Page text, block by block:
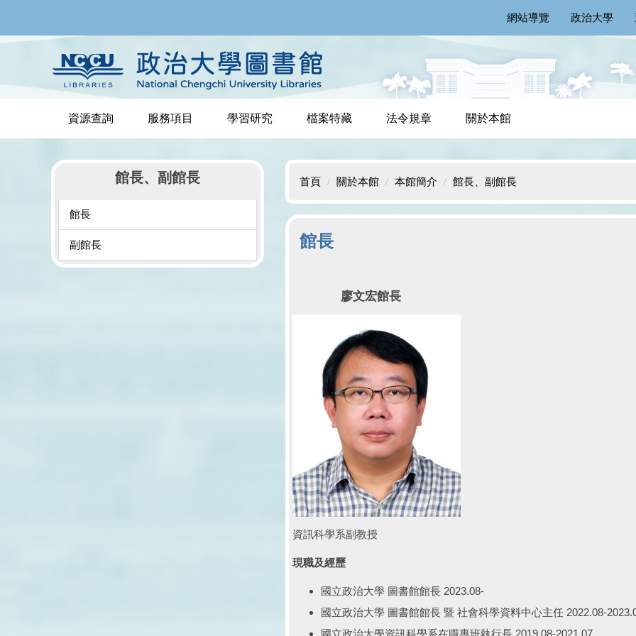
主
容
網站導覽 政治大學
資源查詢 服務項目 學習研究 檔案特藏 法令規章 關於本館
館長、副館長
館長
副館長
首頁 關於本館 本館簡介 館長、副館長
館長
廖文宏館長
資訊科學系副教授
現職及經歷
國立政治大學 圖書館館長 2023.08-
國立政治大學 圖書館館長 暨 社會科學資料中心主任 2022.08-
國立政治大學資訊科學系在職專班執行長 2019.08-2021.07